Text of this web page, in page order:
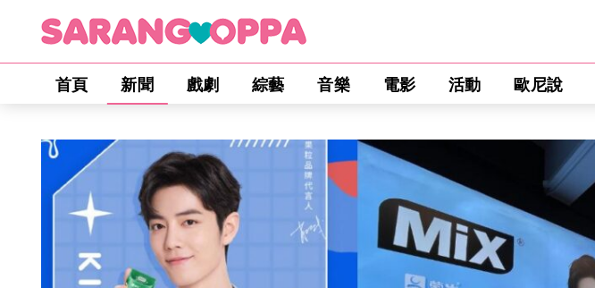
首頁 新聞 戲劇 綜藝 音樂 電影 活動 歐尼說